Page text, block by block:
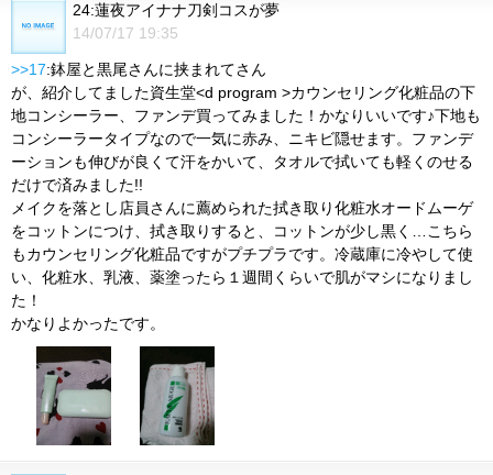
24:蓮夜アイナナ刀剣コスが夢
14/07/17 19:35
>>17:鉢屋と黒尾さんに挟まれてさん
が、紹介してました資生堂<d program >カウンセリング化粧品の下
地コンシーラー、ファンデ買ってみました！かなりいいです♪下地も
コンシーラータイプなので一気に赤み、ニキビ隠せます。ファンデ
ーションも伸びが良くて汗をかいて、タオルで拭いても軽くのせる
だけで済みました!!
メイクを落とし店員さんに薦められた拭き取り化粧水オードムーゲ
をコットンにつけ、拭き取りすると、コットンが少し黒く…こちら
もカウンセリング化粧品ですがプチプラです。冷蔵庫に冷やして使
い、化粧水、乳液、薬塗ったら１週間くらいで肌がマシになりまし
た！
かなりよかったです。